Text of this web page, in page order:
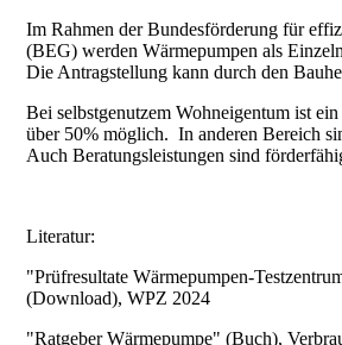
Im Rahmen der Bundesförderung für
(BEG) werden Wärmepumpen als
Die Antragstellung kann durch den
Bei selbstgenutzem Wohneigentum ist
über 50% möglich. In anderen Bereich
Auch Beratungsleistungen sind
Literatur:
"Prüfresultate Wärmepumpen-
(Download), WPZ 2024
"Ratgeber Wärmepumpe" (Buch),